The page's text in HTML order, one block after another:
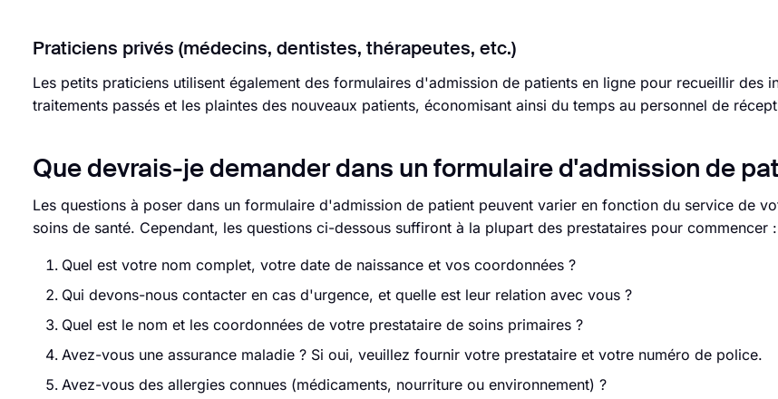
Praticiens privés (médecins, dentistes, thérapeutes, etc.)
Les petits praticiens utilisent également des formulaires d'admission de patients en ligne pour recueillir des
traitements passés et les plaintes des nouveaux patients, économisant ainsi du temps au personnel de
Que devrais-je demander dans un formulaire d'admission de
Les questions à poser dans un formulaire d'admission de patient peuvent varier en fonction du service de
soins de santé. Cependant, les questions ci-dessous suffiront à la plupart des prestataires pour commencer :
Quel est votre nom complet, votre date de naissance et vos coordonnées ?
Qui devons-nous contacter en cas d'urgence, et quelle est leur relation avec vous ?
Quel est le nom et les coordonnées de votre prestataire de soins primaires ?
Avez-vous une assurance maladie ? Si oui, veuillez fournir votre prestataire et votre numéro de police.
Avez-vous des allergies connues (médicaments, nourriture ou environnement) ?